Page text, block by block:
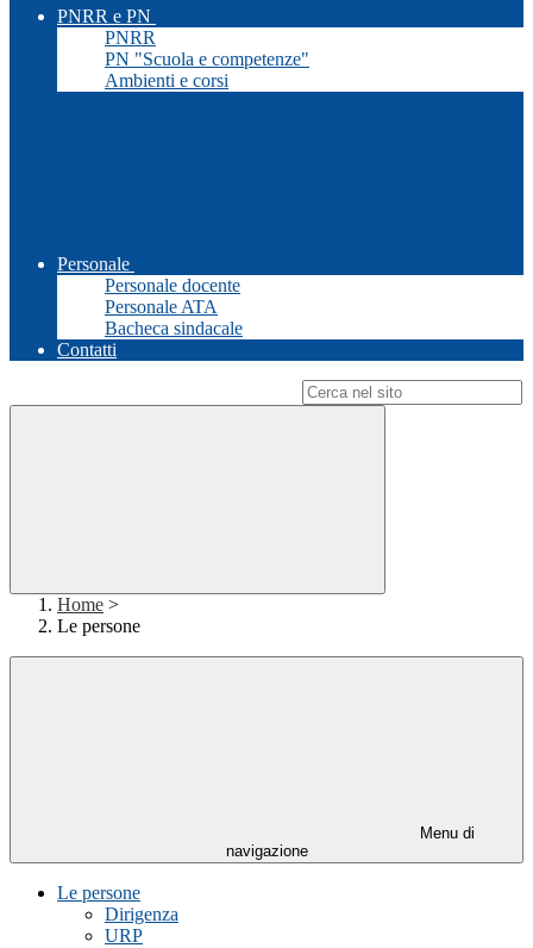
PNRR e PN
PNRR
PN "Scuola e competenze"
Ambienti e corsi
Personale
Personale docente
Personale ATA
Bacheca sindacale
Contatti
Home >
Le persone
Menu di
navigazione
Le persone
Dirigenza
URP